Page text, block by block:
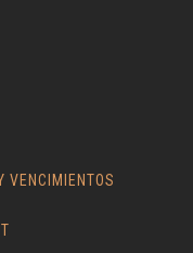
VENCIMIENTOS